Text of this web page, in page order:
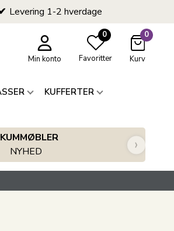
Levering 1-2 hverdage
Min konto
0
Favoritter
0
Kurv
KUFFERTER
NYHED
›